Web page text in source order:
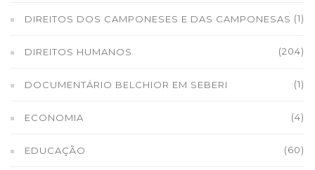
DIREITOS DOS CAMPONESES E DAS CAMPONESAS (1)
DIREITOS HUMANOS (204)
DOCUMENTÁRIO BELCHIOR EM SEBERI (1)
ECONOMIA (4)
EDUCAÇÃO (60)